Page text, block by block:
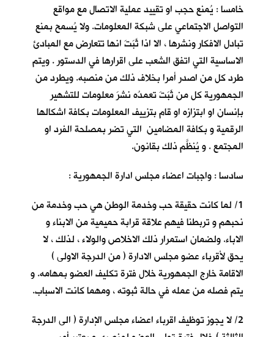
خامسا : يُمنع حجب او تقييد عملية الاتصال مع مواقع
التواصل الاجتماعي على شبكة المعلومات. ولا يُسمح بمنع
تبادل الافكار ونشرها ، الا اذا ثَبَتَ انها تتعارض مع المبادئ
الاساسية التي اتفق الشعب على اقرارها في الدستور . ويتم
طرد كل من اصدر أمرا بخلاف ذلك من منصبه. ويطرد من
الجمهورية كل من ثَبَتَ تعمدُه نشرَ معلومات للتشهير
بإنسان او ابتزازه او قام بتزييف المعلومات بكافة اشكالها
الرقمية و بكافة المضامين التي تضر بمصلحة الفرد او
المجتمع . و يُنظَّم ذلك بقانون.
سادسا : واجبات اعضاء مجلس ادارة الجمهورية :
1/ لما كانت حقيقة حب وخدمة الوطن هي حب وخدمة من
نحبهم و تربطنا فيهم علاقة قرابة حميمية من الابناء و
الاباء. ولضمان استمرار ذلك الاخلاص والولاء ، لذلك ، لا
يحق لأقرباء عضو مجلس الادارة ( من الدرجة الاولى )
الاقامة خارج الجمهورية خلال فترة تكليف العضو بمهامه. و
يتم فصله من عمله في حالة ثبوته ، ومهما كانت الاسباب.
2/ لا يجوز توظيف اقرباء اعضاء مجلس الإدارة ( الى الدرجة